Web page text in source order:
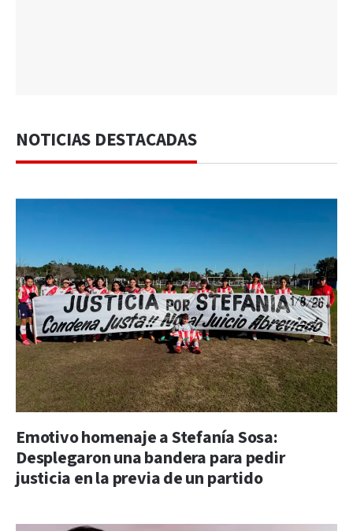
NOTICIAS DESTACADAS
Emotivo homenaje a Stefanía Sosa:
Desplegaron una bandera para pedir
justicia en la previa de un partido